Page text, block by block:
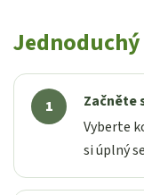
Začněte
Vyberte
si úplný